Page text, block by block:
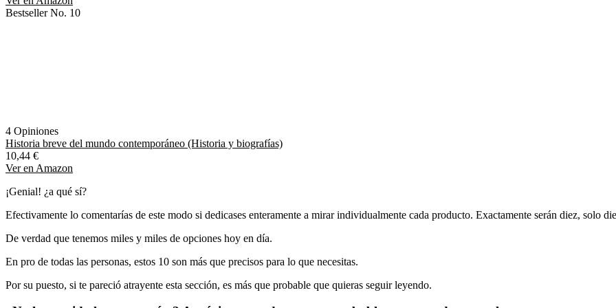
Bestseller No. 10
4 Opiniones
Historia breve del mundo contemporáneo (Historia y biografías)
10,44 €
Ver en Amazon
¡Genial! ¿a qué sí?
Efectivamente lo comentarías de este modo si dedicases enteramente a mirar individualmente cada producto. Exactamente serán diez, solo
De verdad que tenemos miles y miles de opciones hoy en día.
En pro de todas las personas, estos 10 son más que precisos para lo que necesitas.
Por su puesto, si te pareció atrayente esta sección, es más que probable que quieras seguir leyendo.